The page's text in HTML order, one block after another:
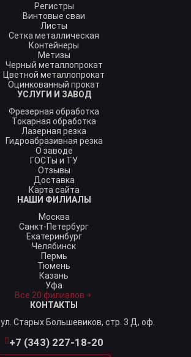
Регистры
Винтовые сваи
Листы
Сетка металлическая
Контейнеры
Метизы
Черный металлопрокат
Цветной металлопрокат
Оцинкованный прокат
УСЛУГИ И ЗАВОД
Фрезерная обработка
Токарная обработка
Лазерная резка
Гидроабразивная резка
О заводе
ГОСТы и ТУ
Отзывы
Доставка
Карта сайта
НАШИ ФИЛИАЛЫ
Москва
Санкт-Петербург
Екатеринбург
Челябинск
Пермь
Тюмень
Казань
Уфа
Все 20 филиалов
КОНТАКТЫ
ул. Старых Большевиков, стр. 3 Д, оф.
+7 (343) 227-18-20